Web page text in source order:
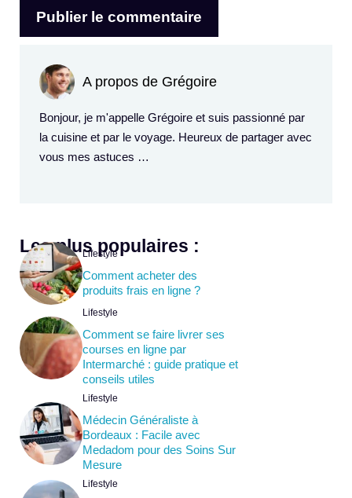
A propos de Grégoire
Bonjour, je m'appelle Grégoire et suis passionné par
la cuisine et par le voyage. Heureux de partager avec
vous mes astuces …
Les plus populaires :
Lifestyle
Comment acheter des
produits frais en ligne ?
Lifestyle
Comment se faire livrer ses
courses en ligne par
Intermarché : guide pratique et
conseils utiles
Lifestyle
Médecin Généraliste à
Bordeaux : Facile avec
Medadom pour des Soins Sur
Mesure
Lifestyle